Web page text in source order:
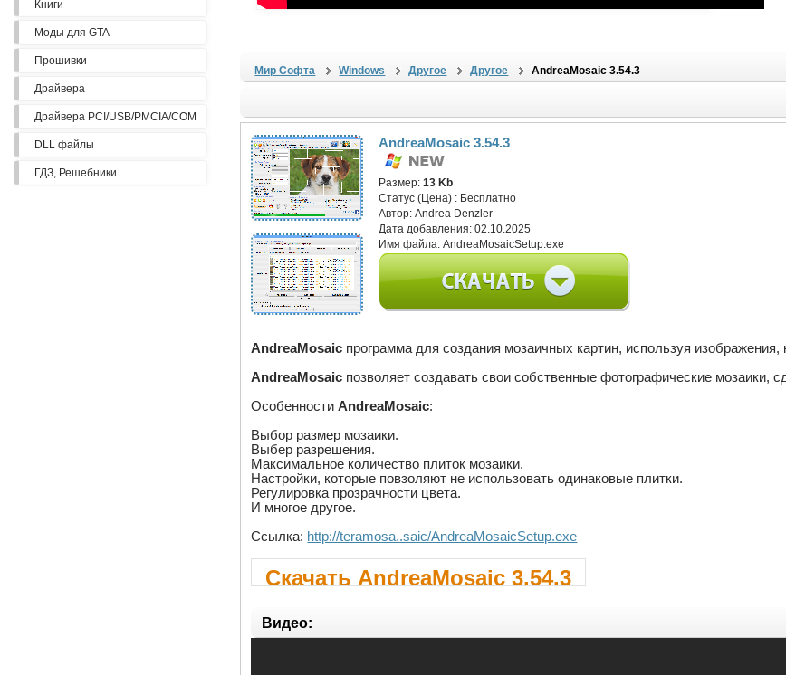
Книги
Моды для GTA
Прошивки
Драйвера
Драйвера PCI/USB/PMCIA/COM
DLL файлы
ГДЗ, Решебники
Мир Софта Windows Другое Другое AndreaMosaic 3.54.3
AndreaMosaic 3.54.3
Размер:13 Kb
Статус (Цена) : Бесплатно
Автор:Andrea Denzler
Дата добавления:02.10.2025
Имя файла:AndreaMosaicSetup.exe
AndreaMosaic программа для создания мозаичных картин, используя
AndreaMosaic позволяет создавать свои собственные фотографические
ОсобенностиAndreaMosaic:
Выбор размер мозаики.
Выбер разрешения.
Максимальное количество плиток мозаики.
Настройки, которые повзоляют не использовать одинаковые плитки.
Регулировка прозрачности цвета.
И многое другое.
Ссылка: http://teramosa..saic/AndreaMosaicSetup.exe
Скачать AndreaMosaic 3.54.3
Видео: